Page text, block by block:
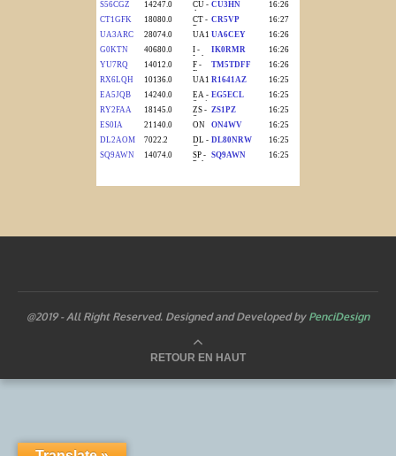
@2019 - All Right Reserved. Designed and Developed by PenciDesign
RETOUR EN HAUT